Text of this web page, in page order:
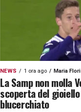
NEWS 1 ora ago Maria
La Samp non molla
scoperta del
blucerchiato